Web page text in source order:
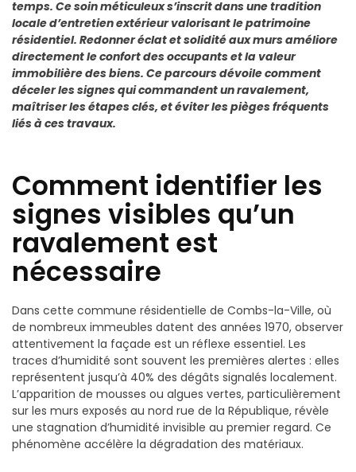
temps. Ce soin méticuleux s’inscrit dans une tradition
locale d’entretien extérieur valorisant le patrimoine
résidentiel. Redonner éclat et solidité aux murs améliore
directement le confort des occupants et la valeur
immobilière des biens. Ce parcours dévoile comment
déceler les signes qui commandent un ravalement,
maîtriser les étapes clés, et éviter les pièges fréquents
liés à ces travaux.
Comment identifier les
signes visibles qu’un
ravalement est
nécessaire
Dans cette commune résidentielle de Combs-la-Ville, où
de nombreux immeubles datent des années 1970, observer
attentivement la façade est un réflexe essentiel. Les
traces d’humidité sont souvent les premières alertes : elles
représentent jusqu’à 40% des dégâts signalés localement.
L’apparition de mousses ou algues vertes, particulièrement
sur les murs exposés au nord rue de la République, révèle
une stagnation d’humidité invisible au premier regard. Ce
phénomène accélère la dégradation des matériaux.